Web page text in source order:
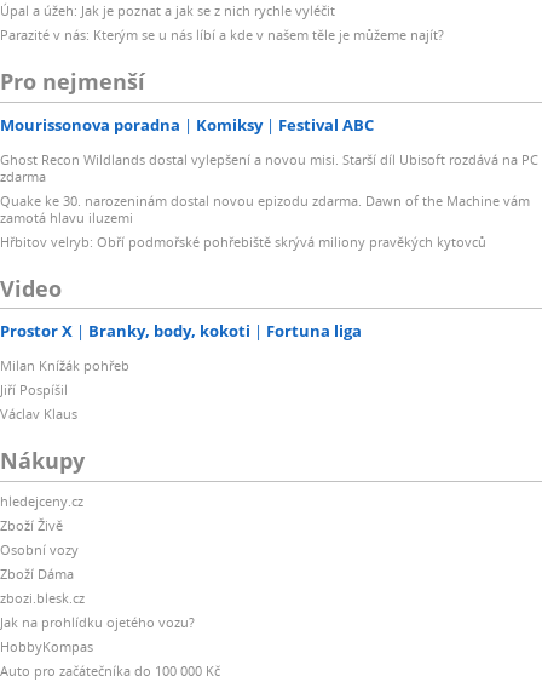
Úpal a úžeh: Jak je poznat a jak se z nich rychle vyléčit
Parazité v nás: Kterým se u nás líbí a kde v našem těle je můžeme najít?
Pro nejmenší
Mourissonova poradna Komiksy Festival ABC
Ghost Recon Wildlands dostal vylepšení a novou misi. Starší díl Ubisoft rozdává na PC
zdarma
Quake ke 30. narozeninám dostal novou epizodu zdarma. Dawn of the Machine vám
zamotá hlavu iluzemi
Hřbitov velryb: Obří podmořské pohřebiště skrývá miliony pravěkých kytovců
Video
Prostor X Branky, body, kokoti Fortuna liga
Milan Knížák pohřeb
Jiří Pospíšil
Václav Klaus
Nákupy
hledejceny.cz
Zboží Živě
Osobní vozy
Zboží Dáma
zbozi.blesk.cz
Jak na prohlídku ojetého vozu?
HobbyKompas
Auto pro začátečníka do 100 000 Kč